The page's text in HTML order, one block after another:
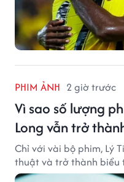
PHIM ẢNH 2 giờ trước
Vì sao số lượng
Long vẫn trở
Chỉ với vài bộ phim, Lý
thuật và trở thành biểu